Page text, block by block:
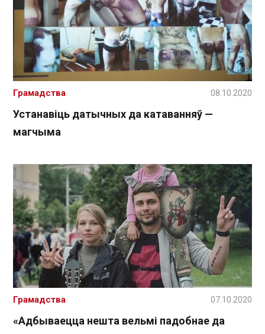
Устанавіць датычных да катаванняў —
магчыма
Грамадства 08.10.2020
«Адбываецца нешта вельмі падобнае да
Грамадства 07.10.2020